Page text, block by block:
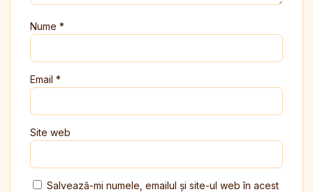
Nume *
Email *
Site web
Salvează-mi numele, emailul și site-ul web în acest